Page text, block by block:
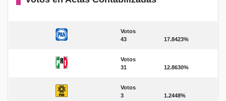
Votos
43
17.8423%
Votos
31
12.8630%
Votos
3
1.2448%